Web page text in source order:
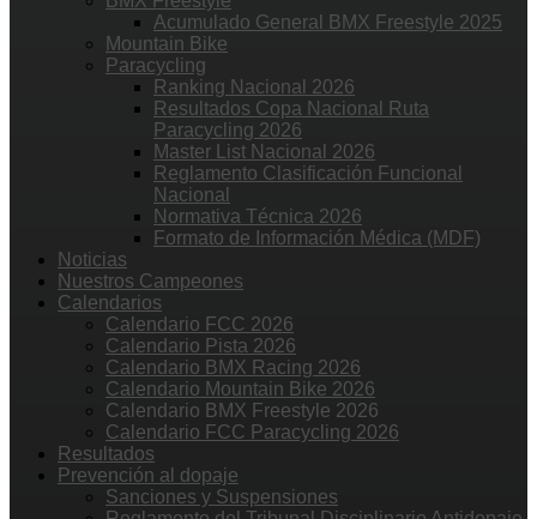
Acumulado General BMX Freestyle 2025
Mountain Bike
Paracycling
Ranking Nacional 2026
Resultados Copa Nacional Ruta
Paracycling 2026
Master List Nacional 2026
Reglamento Clasificación Funcional
Nacional
Normativa Técnica 2026
Formato de Información Médica (MDF)
Noticias
Nuestros Campeones
Calendarios
Calendario FCC 2026
Calendario Pista 2026
Calendario BMX Racing 2026
Calendario Mountain Bike 2026
Calendario BMX Freestyle 2026
Calendario FCC Paracycling 2026
Resultados
Prevención al dopaje
Sanciones y Suspensiones